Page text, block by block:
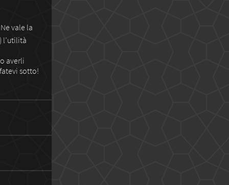
vale la
l’utilità
averli
sotto!